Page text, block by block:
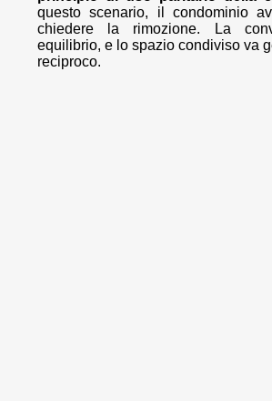
questo scenario, il condominio
chiedere la rimozione. La
equilibrio, e lo spazio condiviso va
reciproco.